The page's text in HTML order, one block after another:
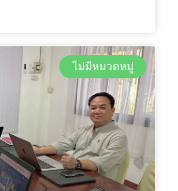
ไม่มีหมวดหมู่